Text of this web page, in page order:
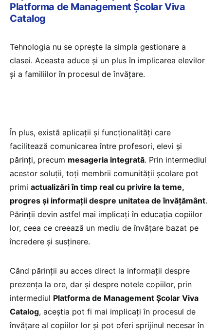
Platforma de Management Școlar Viva
Catalog
Tehnologia nu se oprește la simpla gestionare a
clasei. Aceasta aduce și un plus în implicarea elevilor
și a familiilor în procesul de învățare.
În plus, există aplicații și funcționalități care
facilitează comunicarea între profesori, elevi și
părinți, precum mesageria integrată. Prin intermediul
acestor soluții, toți membrii comunității școlare pot
primi actualizări în timp real cu privire la teme,
progres și informații despre unitatea de învățământ.
Părinții devin astfel mai implicați în educația copiilor
lor, ceea ce creează un mediu de învățare bazat pe
încredere și susținere.
Când părinții au acces direct la informații despre
prezența la ore, dar și despre notele copiilor, prin
intermediul Platforma de Management Școlar Viva
Catalog, aceștia pot fi mai implicați în procesul de
învățare al copiilor lor și pot oferi sprijinul necesar în